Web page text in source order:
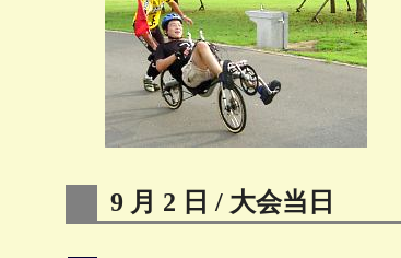
9 月 2 日 / 大会当日